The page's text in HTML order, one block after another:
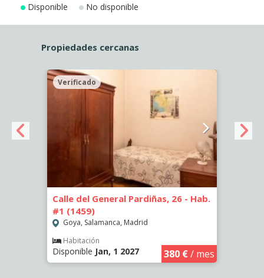
Disponible No disponible
Propiedades cercanas
Verificado
Calle del General Pardiñas, 26 - Hab.
#1 (1459)
Goya, Salamanca, Madrid
Habitación
Disponible Jan, 1 2027 380 €/ mes